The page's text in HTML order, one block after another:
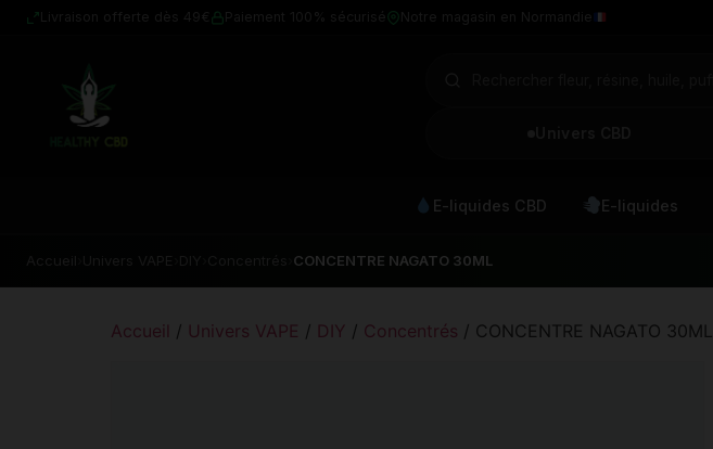
E-liquides CBD E-liquides
CONCENTRE NAGATO 30ML
Accueil / Univers VAPE / DIY / Concentrés / CONCENTRE NAGATO 30ML